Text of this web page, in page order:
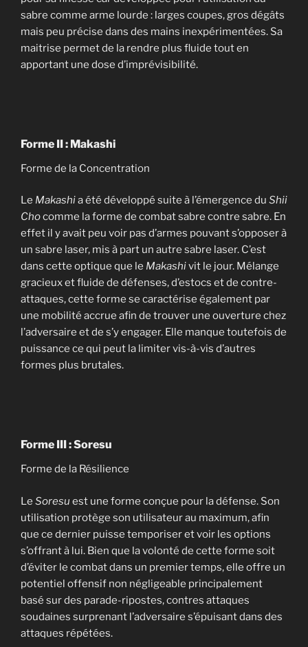
sabre comme arme lourde : larges coupes, gros dégâts
mais peu précise dans des mains inexpérimentées. Sa
maitrise permet de la rendre plus fluide tout en
apportant une dose d’imprévisibilité.
Forme II : Makashi
Forme de la Concentration
Le Makashia été développé suite à l’émergence du Shii
Chocomme la forme de combat sabre contre sabre. En
effet il y avait peu voir pas d’armes pouvant s’opposer à
un sabre laser, mis à part un autre sabre laser. C’est
dans cette optique que le Makashivit le jour. Mélange
gracieux et fluide de défenses, d’estocs et de contre-
attaques, cette forme se caractérise également par
une mobilité accrue afin de trouver une ouverture chez
l’adversaire et de s’y engager. Elle manque toutefois de
puissance ce qui peut la limiter vis-à-vis d’autres
formes plus brutales.
Forme III : Soresu
Forme de la Résilience
Le Soresu est une forme conçue pour la défense. Son
utilisation protège son utilisateur au maximum, afin
que ce dernier puisse temporiser et voir les options
s’offrant à lui. Bien que la volonté de cette forme soit
d’éviter le combat dans un premier temps, elle offre un
potentiel offensif non négligeable principalement
basé sur des parade-ripostes, contres attaques
soudaines surprenant l’adversaire s’épuisant dans des
attaques répétées.